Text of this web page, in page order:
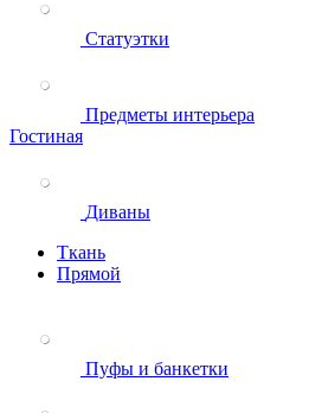
Статуэтки
Предметы интерьера
Гостиная
Диваны
Ткань
Прямой
Пуфы и банкетки